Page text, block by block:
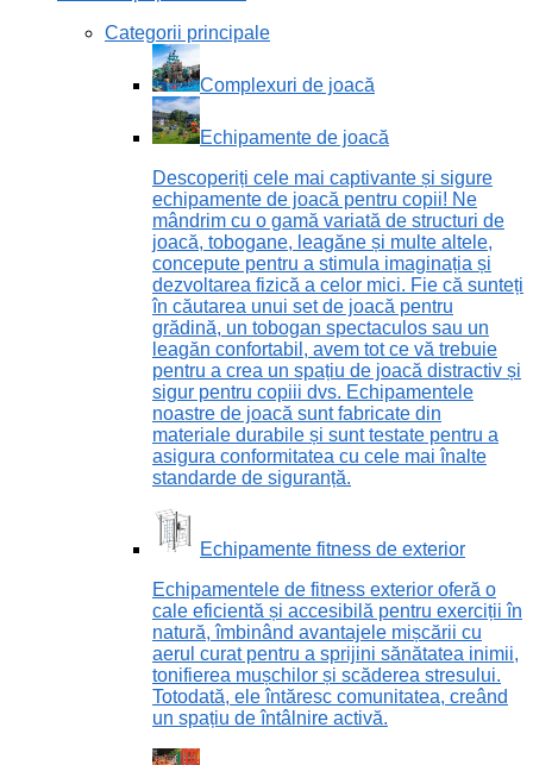
Categorii principale
Complexuri de joacă
Echipamente de joacă
Descoperiți cele mai captivante și sigure
echipamente de joacă pentru copii! Ne
mândrim cu o gamă variată de structuri de
joacă, tobogane, leagăne și multe altele,
concepute pentru a stimula imaginația și
dezvoltarea fizică a celor mici. Fie că sunteți
în căutarea unui set de joacă pentru
grădină, un tobogan spectaculos sau un
leagăn confortabil, avem tot ce vă trebuie
pentru a crea un spațiu de joacă distractiv și
sigur pentru copiii dvs. Echipamentele
noastre de joacă sunt fabricate din
materiale durabile și sunt testate pentru a
asigura conformitatea cu cele mai înalte
standarde de siguranță.
Echipamente fitness de exterior
Echipamentele de fitness exterior oferă o
cale eficientă și accesibilă pentru exerciții în
natură, îmbinând avantajele mișcării cu
aerul curat pentru a sprijini sănătatea inimii,
tonifierea mușchilor și scăderea stresului.
Totodată, ele întăresc comunitatea, creând
un spațiu de întâlnire activă.